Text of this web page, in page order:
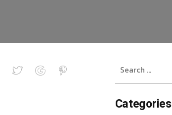
for:
Categories